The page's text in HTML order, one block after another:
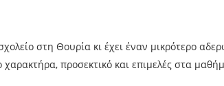
στη Θουρία κι έχει έναν μικρότερο
χαρακτήρα, προσεκτικό και επιμελές στα